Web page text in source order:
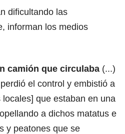
dificultando las
informan los medios
camión que circulaba (...)
el control y embistió a
que estaban en una
a dichos matatus e
y peatones que se